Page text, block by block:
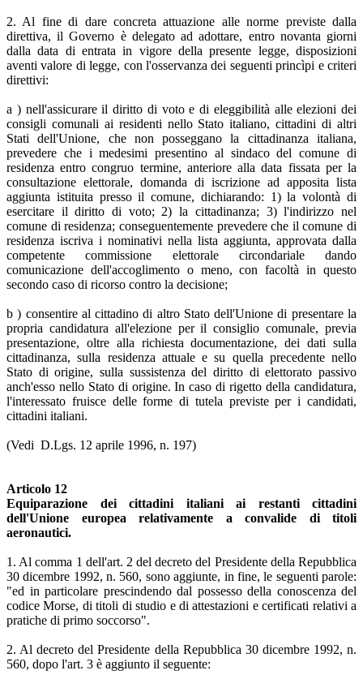
2. Al fine di dare concreta attuazione alle norme previste dalla
direttiva, il Governo è delegato ad adottare, entro novanta giorni
dalla data di entrata in vigore della presente legge, disposizioni
aventi valore di legge, con l'osservanza dei seguenti princìpi e criteri
direttivi:
a ) nell'assicurare il diritto di voto e di eleggibilità alle elezioni dei
consigli comunali ai residenti nello Stato italiano, cittadini di altri
Stati dell'Unione, che non posseggano la cittadinanza italiana,
prevedere che i medesimi presentino al sindaco del comune di
residenza entro congruo termine, anteriore alla data fissata per la
consultazione elettorale, domanda di iscrizione ad apposita lista
aggiunta istituita presso il comune, dichiarando: 1) la volontà di
esercitare il diritto di voto; 2) la cittadinanza; 3) l'indirizzo nel
comune di residenza; conseguentemente prevedere che il comune di
residenza iscriva i nominativi nella lista aggiunta, approvata dalla
competente commissione elettorale circondariale dando
comunicazione dell'accoglimento o meno, con facoltà in questo
secondo caso di ricorso contro la decisione;
b ) consentire al cittadino di altro Stato dell'Unione di presentare la
propria candidatura all'elezione per il consiglio comunale, previa
presentazione, oltre alla richiesta documentazione, dei dati sulla
cittadinanza, sulla residenza attuale e su quella precedente nello
Stato di origine, sulla sussistenza del diritto di elettorato passivo
anch'esso nello Stato di origine. In caso di rigetto della candidatura,
l'interessato fruisce delle forme di tutela previste per i candidati,
cittadini italiani.
(Vedi D.Lgs. 12 aprile 1996, n. 197)
Articolo 12
Equiparazione dei cittadini italiani ai restanti cittadini
dell'Unione europea relativamente a convalide di titoli
aeronautici.
1. Al comma 1 dell'art. 2 del decreto del Presidente della Repubblica
30 dicembre 1992, n. 560, sono aggiunte, in fine, le seguenti parole:
"ed in particolare prescindendo dal possesso della conoscenza del
codice Morse, di titoli di studio e di attestazioni e certificati relativi a
pratiche di primo soccorso".
2. Al decreto del Presidente della Repubblica 30 dicembre 1992, n.
560, dopo l'art. 3 è aggiunto il seguente: